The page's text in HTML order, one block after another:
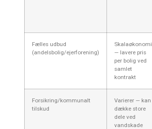
Fælles udbud
(andelsbolig/ejerforening)
Skalaøkonomi
— lavere pris
per bolig ved
samlet
kontrakt
Forsikring/kommunalt
tilskud
Varierer — kan
dække store
dele ved
vandskade